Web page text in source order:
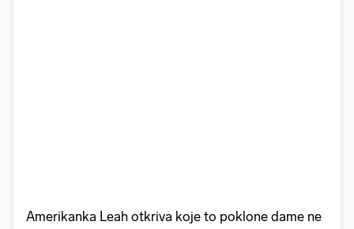
Amerikanka Leah otkriva koje to poklone dame ne